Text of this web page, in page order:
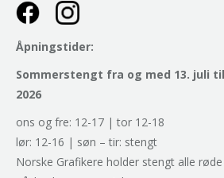
Åpningstider:
Sommerstengt fra og med 13. juli
2026
ons og fre: 12-17 | tor 12-18
lør: 12-16 | søn – tir: stengt
Norske Grafikere holder stengt alle